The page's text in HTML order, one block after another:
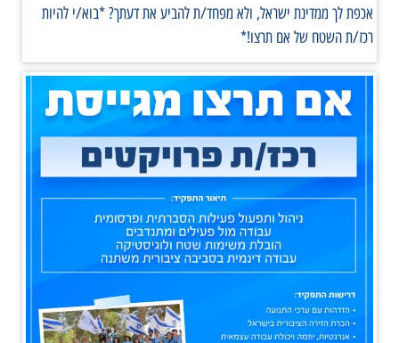
אכפת לך ממדינת ישראל, ולא מפחד/ת להביע את דעתך? *בוא/י להיות
רכז/ת השטח של אם תרצו!*